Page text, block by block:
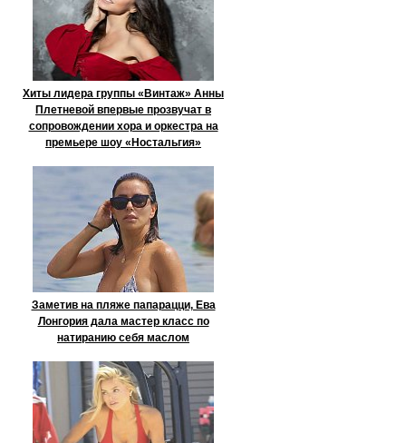
Хиты лидера группы «Винтаж» Анны
Плетневой впервые прозвучат в
сопровождении хора и оркестра на
премьере шоу «Ностальгия»
Заметив на пляже папарацци, Ева
Лонгория дала мастер класс по
натиранию себя маслом